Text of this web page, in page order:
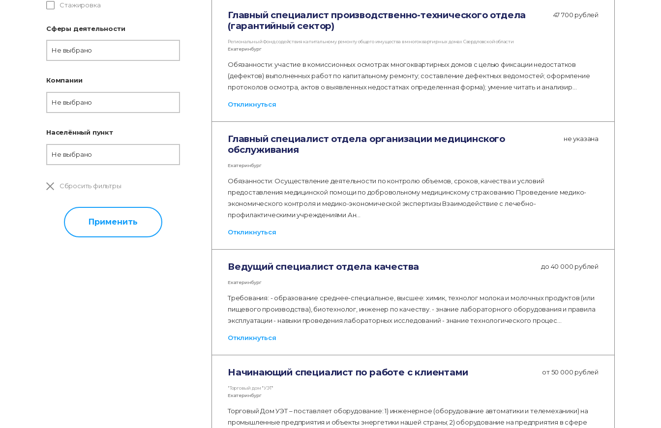
Стажировка
Сферы деятельности
Не выбрано
Компании
Не выбрано
Населённый пункт
Не выбрано
Сбросить фильтры
Применить
Главный специалист производственно-технического отдела
(гарантийный сектор)
47 700 рублей
Региональный Фонд содействия капитальному ремонту общего имущества в многоквартирных домах Свердловской области
Екатеринбург
Обязанности: участие в комиссионных осмотрах многоквартирных домов с целью фиксации недостатков
(дефектов) выполненных работ по капитальному ремонту; составление дефектных ведомостей; оформление
протоколов осмотра, актов о выявленных недостатках определенная форма); умение читать и анализир…
Откликнуться
Главный специалист отдела организации медицинского
обслуживания
не указана
Екатеринбург
Обязанности: Осуществление деятельности по контролю объемов, сроков, качества и условий
предоставления медицинской помощи по добровольному медицинскому страхованию Проведение медико-
экономического контроля и медико-экономической экспертизы Взаимодействие с лечебно-
профилактическими учреждениями Ан…
Откликнуться
Ведущий специалист отдела качества до 40 000 рублей
Екатеринбург
Требования: - образование среднее-специальное, высшее: химик, технолог молока и молочных продуктов (или
пищевого производства), биотехнолог, инженер по качеству. - знание лабораторного оборудования и правила
эксплуатации - навыки проведения лабораторных исследований - знание технологического процес…
Откликнуться
Начинающий специалист по работе с клиентами от 50 000 рублей
"Торговый дом "УЭТ"
Екатеринбург
Торговый Дом УЭТ – поставляет оборудование: 1) инженерное (оборудование автоматики и телемеханики) на
промышленные предприятия и объекты энергетики нашей страны; 2) оборудование на предприятия в сфере